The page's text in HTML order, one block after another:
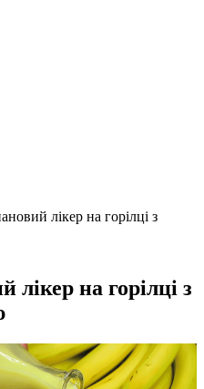
лікер на горілці з
на горілці з